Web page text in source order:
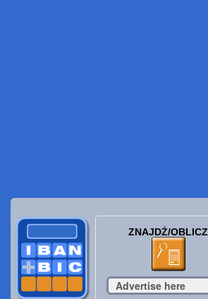
ZNAJDŻ/OBLICZ
Advertise here